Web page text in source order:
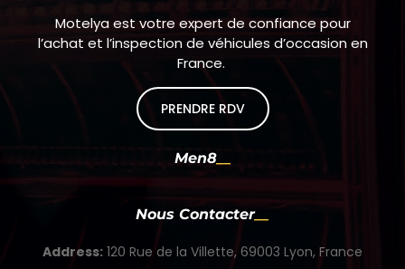
Motelya est votre expert de confiance pour
l’achat et l’inspection de véhicules d’occasion en
France.
PRENDRE RDV
Men8
Nous Contacter
Address: 120 Rue de la Villette, 69003 Lyon, France